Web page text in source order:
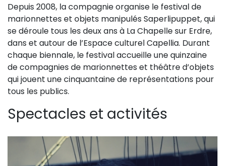
Depuis 2008, la compagnie organise le festival de
marionnettes et objets manipulés Saperlipuppet, qui
se déroule tous les deux ans à La Chapelle sur Erdre,
dans et autour de l’Espace culturel Capellia. Durant
chaque biennale, le festival accueille une quinzaine
de compagnies de marionnettes et théâtre d’objets
qui jouent une cinquantaine de représentations pour
tous les publics.
Spectacles et activités